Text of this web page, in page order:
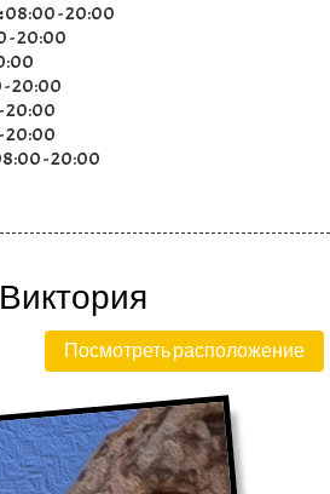
08:00 - 20:00
- 20:00
20:00
20:00
20:00
- 20:00
Посмотреть расположение